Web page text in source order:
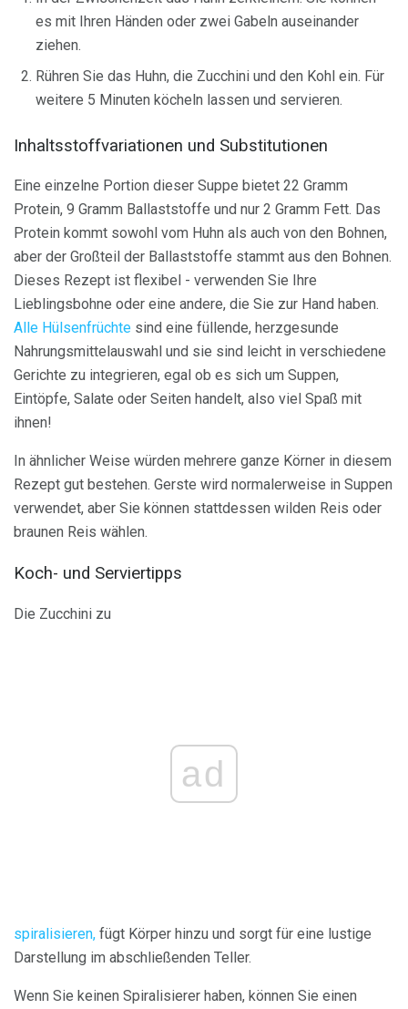
es mit Ihren Händen oder zwei Gabeln auseinander
ziehen.
Rühren Sie das Huhn, die Zucchini und den Kohl ein. Für
weitere 5 Minuten köcheln lassen und servieren.
Inhaltsstoffvariationen und Substitutionen
Eine einzelne Portion dieser Suppe bietet 22 Gramm
Protein, 9 Gramm Ballaststoffe und nur 2 Gramm Fett. Das
Protein kommt sowohl vom Huhn als auch von den Bohnen,
aber der Großteil der Ballaststoffe stammt aus den Bohnen.
Dieses Rezept ist flexibel - verwenden Sie Ihre
Lieblingsbohne oder eine andere, die Sie zur Hand haben.
Alle Hülsenfrüchte sind eine füllende, herzgesunde
Nahrungsmittelauswahl und sie sind leicht in verschiedene
Gerichte zu integrieren, egal ob es sich um Suppen,
Eintöpfe, Salate oder Seiten handelt, also viel Spaß mit
ihnen!
In ähnlicher Weise würden mehrere ganze Körner in diesem
Rezept gut bestehen. Gerste wird normalerweise in Suppen
verwendet, aber Sie können stattdessen wilden Reis oder
braunen Reis wählen.
Koch- und Serviertipps
Die Zucchini zu
ad
spiralisieren, fügt Körper hinzu und sorgt für eine lustige
Darstellung im abschließenden Teller.
Wenn Sie keinen Spiralisierer haben, können Sie einen